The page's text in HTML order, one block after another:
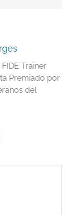
Trainer
Premiado por
del